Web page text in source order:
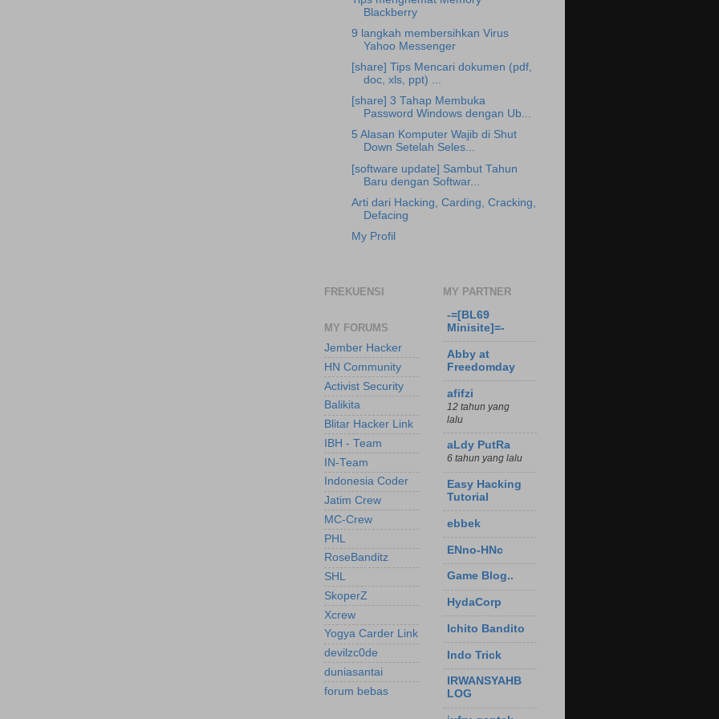
Blackberry
9 langkah membersihkan Virus
Yahoo Messenger
[share] Tips Mencari dokumen (pdf,
doc, xls, ppt) ...
[share] 3 Tahap Membuka
Password Windows dengan Ub...
5 Alasan Komputer Wajib di Shut
Down Setelah Seles...
[software update] Sambut Tahun
Baru dengan Softwar...
Arti dari Hacking, Carding, Cracking,
Defacing
My Profil
FREKUENSI
MY FORUMS
Jember Hacker
HN Community
Activist Security
Balikita
Blitar Hacker Link
IBH - Team
IN-Team
Indonesia Coder
Jatim Crew
MC-Crew
PHL
RoseBanditz
SHL
SkoperZ
Xcrew
Yogya Carder Link
devilzc0de
duniasantai
forum bebas
MY PARTNER
-=[BL69
Minisite]=-
Abby at
Freedomday
afifzi
12 tahun yang
lalu
aLdy PutRa
6 tahun yang lalu
Easy Hacking
Tutorial
ebbek
ENno-HNc
Game Blog..
HydaCorp
Ichito Bandito
Indo Trick
IRWANSYAHB
LOG